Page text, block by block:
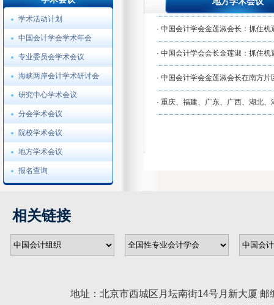
学术活动计划
中国会计学会学术年会
专业委员会学术会议
会计基础理论专业委员会
企业会计准则专业委员会
内部控制专业委员会
财务管理专业委员会
管理会计专业委员会
审计专业委员会
环境资源会计专业委员会
会计信息化专业委员会
海峡两岸会计学术研讨会
研究中心学术会议
分会学术会议
院校学术会议
地方学术会议
报名查询
· 中国会计学会金莲淑会长：抓住机
· 中国会计学会会长金莲淑：抓住
· 中国会计学会金莲淑会长在南方
· 重庆、福建、广东、广西、湖北
相关链接
地址：北京市西城区月坛南街14号月新大厦